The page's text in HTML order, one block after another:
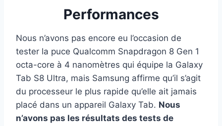
Performances
Nous n’avons pas encore eu l’occasion de
tester la puce Qualcomm Snapdragon 8 Gen 1
octa-core à 4 nanomètres qui équipe la Galaxy
Tab S8 Ultra, mais Samsung affirme qu’il s’agit
du processeur le plus rapide qu’elle ait jamais
placé dans un appareil Galaxy Tab. Nous
n’avons pas les résultats des tests de